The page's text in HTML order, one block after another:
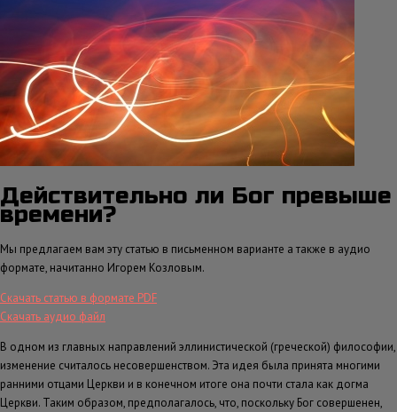
Действительно ли Бог превыше
времени?
Мы предлагаем вам эту статью в письменном варианте а также в аудио
формате, начитанно Игорем Козловым.
Скачать статью в формате PDF
Скачать аудио файл
В одном из главных направлений эллинистической (греческой) философии,
изменение считалось несовершенством. Эта идея была принята многими
ранними отцами Церкви и в конечном итоге она почти стала как догма
Церкви. Таким образом, предполагалось, что, поскольку Бог совершенен,